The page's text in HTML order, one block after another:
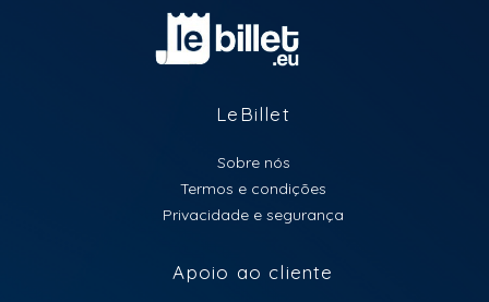
LeBillet
Sobre nós
Termos e condições
Privacidade e segurança
Apoio ao cliente